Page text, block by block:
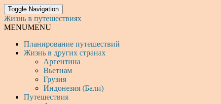
Toggle Navigation
Жизнь в путешествиях
MENUMENU
Планирование путешествий
Жизнь в других странах
Аргентина
Вьетнам
Грузия
Индонезия (Бали)
Путешествия